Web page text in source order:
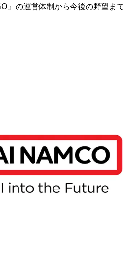
』の運営体制から今後の野望ま